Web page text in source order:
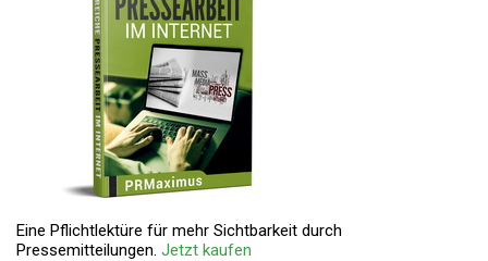
Eine Pflichtlektüre für mehr Sichtbarkeit durch
Pressemitteilungen. Jetzt kaufen